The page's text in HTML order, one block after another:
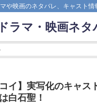
マや映画のネタバレ、キャスト情
ラマ・映画ネ
イ】実写化のキャス
白石聖！